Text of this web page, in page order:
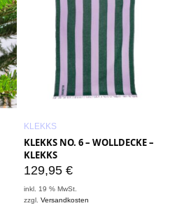
KLEKKS
KLEKKS NO. 6 – WOLLDECKE –
KLEKKS
129,95 €
inkl. 19 % MwSt.
zzgl.Versandkosten